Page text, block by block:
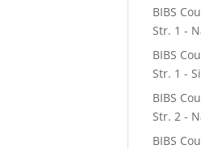
BIBS
Str. 1 -
BIBS
Str. 1 -
BIBS
Str. 2 -
BIBS